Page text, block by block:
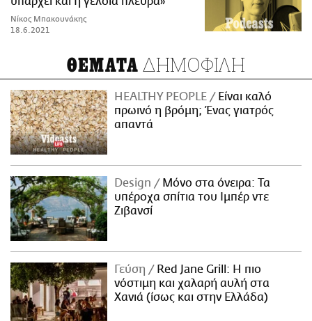
Νίκος Μπακουνάκης
18.6.2021
ΘΕΜΑΤΑ ΔΗΜΟΦΙΛΗ
HEALTHY PEOPLE
Είναι καλό
πρωινό η βρόμη; Ένας γιατρός
απαντά
Design
Μόνο στα όνειρα: Τα
υπέροχα σπίτια του Ιμπέρ ντε
Ζιβανσί
Γεύση
Red Jane Grill: Η πιο
νόστιμη και χαλαρή αυλή στα
Χανιά (ίσως και στην Ελλάδα)